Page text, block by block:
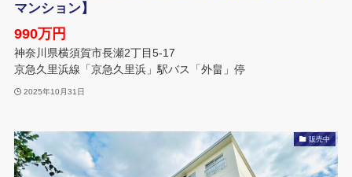
マンション】
990万円
神奈川県横須賀市長瀬2丁目5-17
京急久里浜線「京急久里浜」駅バス「外畠」停
2025年10月31日
販売中